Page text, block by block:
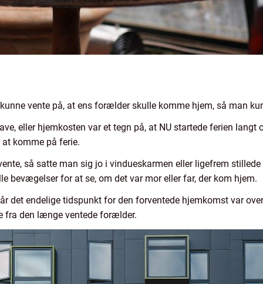
vente på, at ens forælder skulle komme hjem, så man
eller hjemkosten var et tegn på, at NU startede ferien
komme på ferie.
så satte man sig jo i vindueskarmen eller ligefrem
bevægelser for at se, om det var mor eller far, der kom hjem.
det endelige tidspunkt for den forventede hjemkomst var
fra den længe ventede forælder.